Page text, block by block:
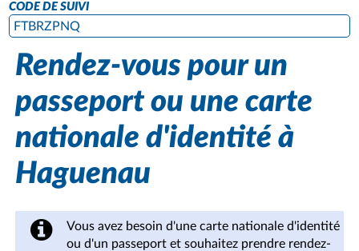
CODE DE SUIVI
FTBRZPNQ
Rendez-vous pour un
passeport ou une carte
nationale d'identité à
Haguenau
Vous avez besoin d'une carte nationale d'identité
ou d'un passeport et souhaitez prendre rendez-